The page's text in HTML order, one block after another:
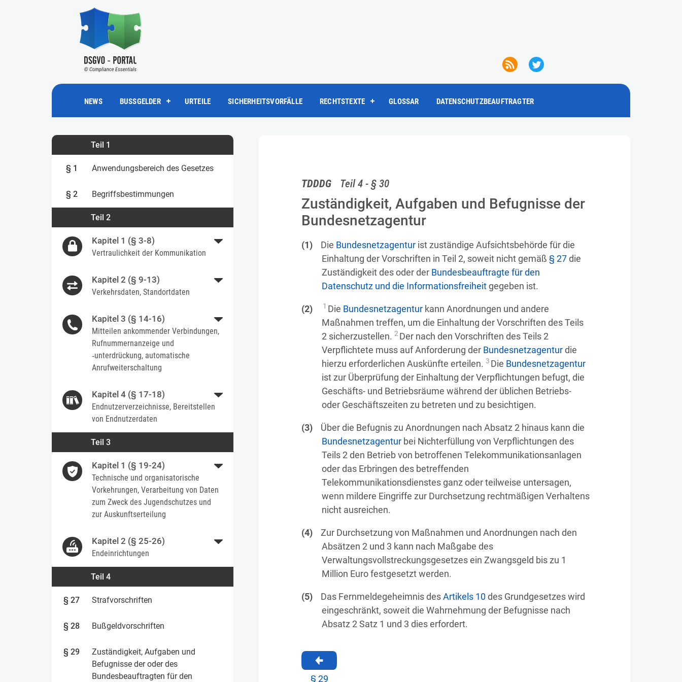
NEWS BUSSGELDER URTEILE SICHERHEITSVORFÄLLE RECHTSTEXTE GLOSSAR DATENSCHUTZBEAUFTRAGTER
Teil 1
§ 1 Anwendungsbereich des Gesetzes
§ 2 Begriffsbestimmungen
Teil 2
Kapitel 1 (§ 3-8)
Vertraulichkeit der Kommunikation
Kapitel 2 (§ 9-13)
Verkehrsdaten, Standortdaten
Kapitel 3 (§ 14-16)
Mitteilen ankommender Verbindungen,
Rufnummernanzeige und
‐unterdrückung, automatische
Anrufweiterschaltung
Kapitel 4 (§ 17-18)
Endnutzerverzeichnisse, Bereitstellen
von Endnutzerdaten
Teil 3
Kapitel 1 (§ 19-24)
Technische und organisatorische
Vorkehrungen, Verarbeitung von Daten
zum Zweck des Jugendschutzes und
zur Auskunftserteilung
Kapitel 2 (§ 25-26)
Endeinrichtungen
Teil 4
§ 27 Strafvorschriften
§ 28 Bußgeldvorschriften
§ 29
Zuständigkeit, Aufgaben und
Befugnisse der oder des
Bundesbeauftragten für den
TDDDG Teil 4 - § 30
Zuständigkeit, Aufgaben und Befugnisse der
Bundesnetzagentur
Die Bundesnetzagentur ist zuständige Aufsichtsbehörde für die
Einhaltung der Vorschriften in Teil 2, soweit nicht gemäß § 27die
Zuständigkeit des oder der Bundesbeauftragte für den
Datenschutz und die Informationsfreiheit gegeben ist.
1 Die Bundesnetzagentur kann Anordnungen und andere
Maßnahmen treffen, um die Einhaltung der Vorschriften des Teils
2 sicherzustellen. 2Der nach den Vorschriften des Teils 2
Verpflichtete muss auf Anforderung der Bundesnetzagenturdie
hierzu erforderlichen Auskünfte erteilen. 3 Die Bundesnetzagentur
ist zur Überprüfung der Einhaltung der Verpflichtungen befugt, die
Geschäfts- und Betriebsräume während der üblichen Betriebs-
oder Geschäftszeiten zu betreten und zu besichtigen.
Über die Befugnis zu Anordnungen nach Absatz 2 hinaus kann die
Bundesnetzagentur bei Nichterfüllung von Verpflichtungen des
Teils 2 den Betrieb von betroffenen Telekommunikationsanlagen
oder das Erbringen des betreffenden
Telekommunikationsdienstes ganz oder teilweise untersagen,
wenn mildere Eingriffe zur Durchsetzung rechtmäßigen Verhaltens
nicht ausreichen.
Zur Durchsetzung von Maßnahmen und Anordnungen nach den
Absätzen 2 und 3 kann nach Maßgabe des
Verwaltungsvollstreckungsgesetzes ein Zwangsgeld bis zu 1
Million Euro festgesetzt werden.
Das Fernmeldegeheimnis desArtikels 10des Grundgesetzes wird
eingeschränkt, soweit die Wahrnehmung der Befugnisse nach
Absatz 2 Satz 1 und 3 dies erfordert.
§ 29